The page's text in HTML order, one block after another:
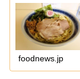
foodnews.jp